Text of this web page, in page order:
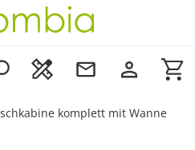
komplett mit Wanne